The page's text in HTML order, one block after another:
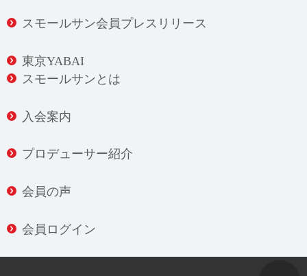
スモールサン会員プレスリリース
東京YABAI
スモールサンとは
入会案内
プロデューサー紹介
会員の声
会員ログイン